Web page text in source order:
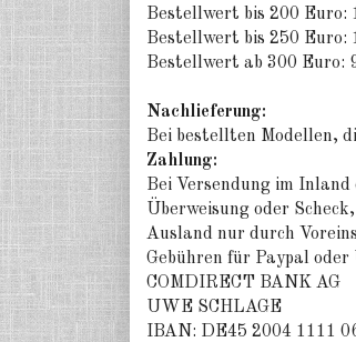
Bestellwert bis 200 Euro:
Bestellwert bis 250 Euro:
Bestellwert ab 300 Euro:
Nachlieferung:
Bei bestellten Modellen,
Zahlung:
Bei Versendung im
Überweisung oder
Ausland nur durch
Gebühren für Paypal oder
COMDIRECT BANK AG
UWE SCHLAGE
IBAN: DE45 2004 1111